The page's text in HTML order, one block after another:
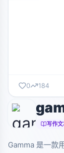
0 184
写作
Gamma 是一款